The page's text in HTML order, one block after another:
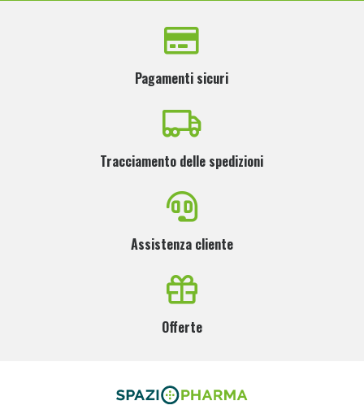
Pagamenti sicuri
Tracciamento delle spedizioni
Assistenza cliente
Offerte